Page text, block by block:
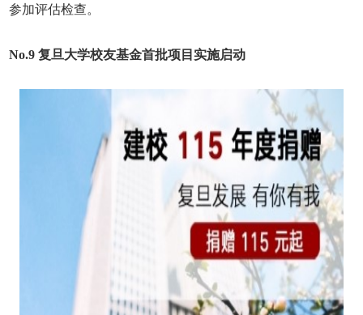
参加评估检查。
No.9 复旦大学校友基金首批项目实施启动